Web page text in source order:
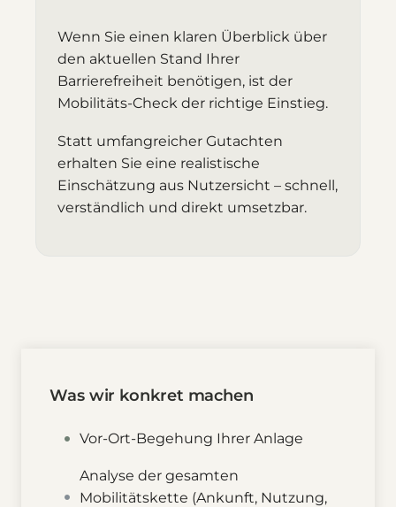
Wenn Sie einen klaren Überblick über
den aktuellen Stand Ihrer
Barrierefreiheit benötigen, ist der
Mobilitäts-Check der richtige Einstieg.
Statt umfangreicher Gutachten
erhalten Sie eine realistische
Einschätzung aus Nutzersicht – schnell,
verständlich und direkt umsetzbar.
Was wir konkret machen
Vor-Ort-Begehung Ihrer Anlage
Analyse der gesamten
Mobilitätskette (Ankunft, Nutzung,